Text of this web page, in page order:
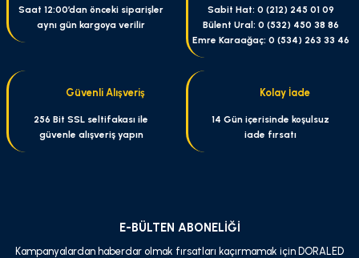
Ürün resmi kalitesiz, bozuk veya görüntülenemiyor.
Ürün açıklamasında eksik bilgiler bulunuyor.
Ürün fiyatı diğer sitelerden daha pahalı.
Bu ürüne benzer farklı alternatifler olmalı.
Saat 12:00’dan önceki siparişler
aynı gün kargoya verilir
Sabit Hat: 0 (212) 245 01 09
Bülent Ural: 0 (532) 450 38 86
Emre Karaağaç: 0 (534) 263 33 46
Güvenli Alışveriş
256 Bit SSL seltifakası ile
güvenle alışveriş yapın
Kolay İade
14 Gün içerisinde koşulsuz
iade fırsatı
E-BÜLTEN ABONELİĞİ
Kampanyalardan haberdar olmak fırsatları kaçırmamak için DORALED